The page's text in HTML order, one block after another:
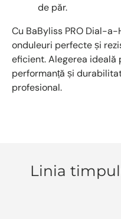
de păr.
Cu BaByliss PRO Dial-a-
onduleuri perfecte și
eficient. Alegerea
performanță și
profesional.
Linia